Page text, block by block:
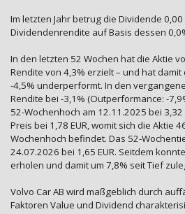
Im letzten Jahr betrug die Dividende 0,00
Dividendenrendite auf Basis dessen
In den letzten 52 Wochen hat die Aktie
Rendite von 4,3% erzielt – und hat
-4,5% underperformt. In den
Rendite bei -3,1% (Outperformance: -
52-Wochenhoch am 12.11.2025 bei
Preis bei 1,78 EUR, womit sich die Aktie
Wochenhoch befindet. Das 52-
24.07.2026 bei 1,65 EUR. Seitdem
erholen und damit um 7,8% seit Tief
Volvo Car AB wird maßgeblich durch
Faktoren Value und Dividend